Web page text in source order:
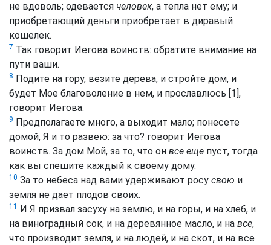
не вдоволь; одевается человек, а тепла нет ему; и
приобретающий деньги приобретает в диравый
кошелек.
7 Так говорит Иегова воинств: обратите внимание на
пути ваши.
8 Подите на гору, везите дерева, и стройте дом, и
будет Мое благоволение в нем, и прославлюсь [1],
говорит Иегова.
9 Предполагаете много, а выходит мало; понесете
домой, Я и то развею: за что? говорит Иегова
воинств. За дом Мой, за то, что он все еще пуст, тогда
как вы спешите каждый к своему дому.
10 За то небеса над вами удерживают росу свою и
земля не дает плодов своих.
11
И Я призвал засуху на землю, и на горы, и на хлеб, и
на виноградный сок, и на деревянное масло, и на все,
что производит земля, и на людей, и на скот, и на все